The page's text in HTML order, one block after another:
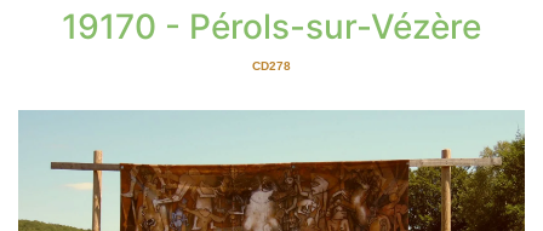
19170 - Pérols-sur-Vézère
CD278